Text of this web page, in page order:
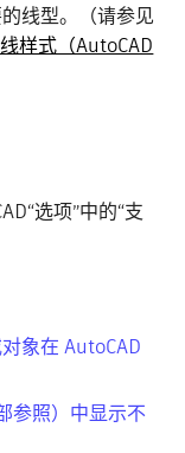
线型。（请参见
样式（AutoCAD
选项”中的“支
象在 AutoCAD
参照）中显示不